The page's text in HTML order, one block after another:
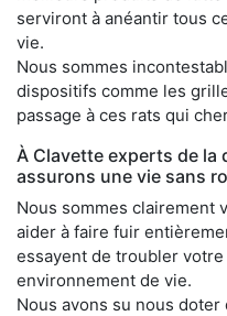
serviront à anéantir tous
vie.
Nous sommes
dispositifs comme les
passage à ces rats qui
À Clavette experts de
assurons une vie sans
Nous sommes clairement
aider à faire fuir
essayent de troubler
environnement de vie.
Nous avons su nous